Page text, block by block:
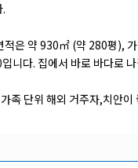
은 약 930㎡ (약 280평
다. 집에서 바로 바다로
족 단위 해외 거주자,치안